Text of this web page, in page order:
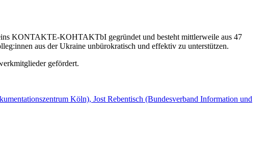
KONTAKTE-KOHTAKTbI gegründet und besteht mittlerweile aus 47
aus der Ukraine unbürokratisch und effektiv zu unterstützen.
gefördert.